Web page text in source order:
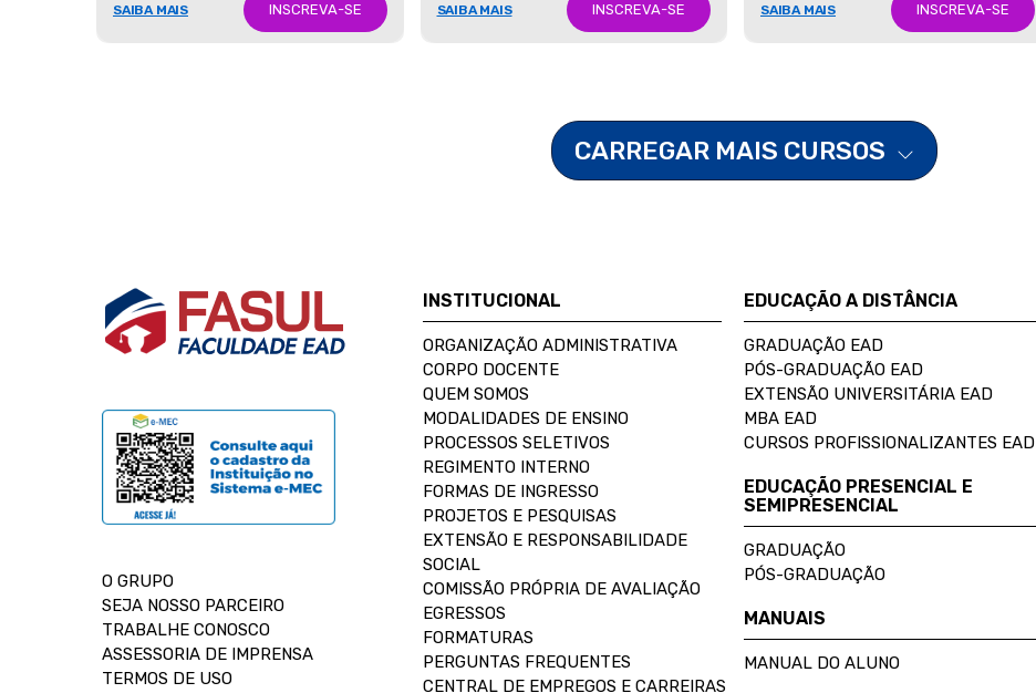
SAIBA MAIS INSCREVA-SE SAIBA MAIS INSCREVA-SE SAIBA MAIS INSCREVA-SE
CARREGAR MAIS CURSOS
O GRUPO
SEJA NOSSO PARCEIRO
TRABALHE CONOSCO
ASSESSORIA DE IMPRENSA
TERMOS DE USO
INSTITUCIONAL
ORGANIZAÇÃO ADMINISTRATIVA
CORPO DOCENTE
QUEM SOMOS
MODALIDADES DE ENSINO
PROCESSOS SELETIVOS
REGIMENTO INTERNO
FORMAS DE INGRESSO
PROJETOS E PESQUISAS
EXTENSÃO E RESPONSABILIDADE
SOCIAL
COMISSÃO PRÓPRIA DE AVALIAÇÃO
EGRESSOS
FORMATURAS
PERGUNTAS FREQUENTES
CENTRAL DE EMPREGOS E CARREIRAS
EDUCAÇÃO A DISTÂNCIA
GRADUAÇÃO EAD
PÓS-GRADUAÇÃO EAD
EXTENSÃO UNIVERSITÁRIA EAD
MBA EAD
CURSOS PROFISSIONALIZANTES EAD
EDUCAÇÃO PRESENCIAL E
SEMIPRESENCIAL
GRADUAÇÃO
PÓS-GRADUAÇÃO
MANUAIS
MANUAL DO ALUNO